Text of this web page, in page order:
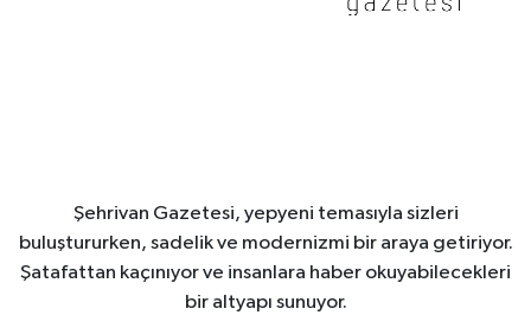
Şehrivan Gazetesi, yepyeni temasıyla sizleri
buluştururken, sadelik ve modernizmi bir araya getiriyor.
Şatafattan kaçınıyor ve insanlara haber okuyabilecekleri
bir altyapı sunuyor.